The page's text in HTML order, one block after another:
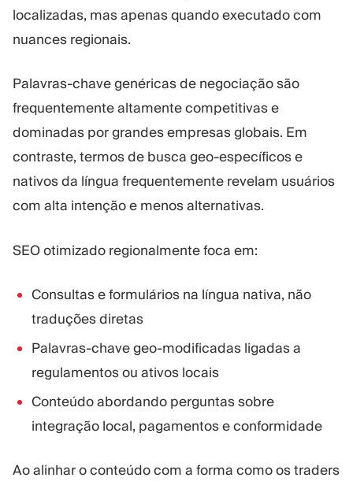
localizadas, mas apenas quando executado com
nuances regionais.
Palavras-chave genéricas de negociação são
frequentemente altamente competitivas e
dominadas por grandes empresas globais. Em
contraste, termos de busca geo-específicos e
nativos da língua frequentemente revelam usuários
com alta intenção e menos alternativas.
SEO otimizado regionalmente foca em:
Consultas e formulários na língua nativa, não
traduções diretas
Palavras-chave geo-modificadas ligadas a
regulamentos ou ativos locais
Conteúdo abordando perguntas sobre
integração local, pagamentos e conformidade
Ao alinhar o conteúdo com a forma como os traders